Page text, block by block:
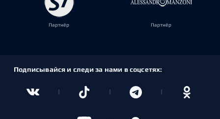
Партнёр Партнёр
Подписывайся и следи за нами в соцсетях: